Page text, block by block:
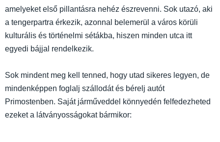
amelyeket első pillantásra nehéz észrevenni. Sok utazó, aki
a tengerpartra érkezik, azonnal belemerül a város körüli
kulturális és történelmi sétákba, hiszen minden utca itt
egyedi bájjal rendelkezik.
Sok mindent meg kell tenned, hogy utad sikeres legyen, de
mindenképpen foglalj szállodát és bérelj autót
Primostenben. Saját járműveddel könnyedén felfedezheted
ezeket a látványosságokat bármikor: